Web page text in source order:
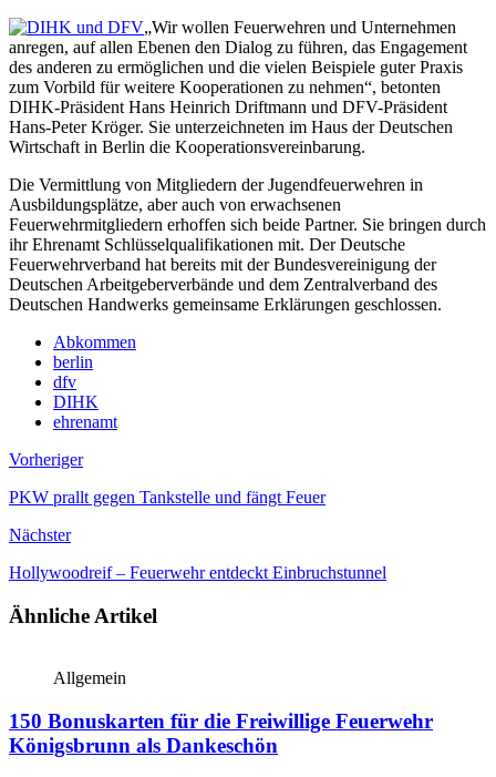
„Wir wollen Feuerwehren und Unternehmen
anregen, auf allen Ebenen den Dialog zu führen, das Engagement
des anderen zu ermöglichen und die vielen Beispiele guter Praxis
zum Vorbild für weitere Kooperationen zu nehmen“, betonten
DIHK-Präsident Hans Heinrich Driftmann und DFV-Präsident
Hans-Peter Kröger. Sie unterzeichneten im Haus der Deutschen
Wirtschaft in Berlin die Kooperationsvereinbarung.
Die Vermittlung von Mitgliedern der Jugendfeuerwehren in
Ausbildungsplätze, aber auch von erwachsenen
Feuerwehrmitgliedern erhoffen sich beide Partner. Sie bringen durch
ihr Ehrenamt Schlüsselqualifikationen mit. Der Deutsche
Feuerwehrverband hat bereits mit der Bundesvereinigung der
Deutschen Arbeitgeberverbände und dem Zentralverband des
Deutschen Handwerks gemeinsame Erklärungen geschlossen.
Abkommen
berlin
dfv
DIHK
ehrenamt
Vorheriger
PKW prallt gegen Tankstelle und fängt Feuer
Nächster
Hollywoodreif – Feuerwehr entdeckt Einbruchstunnel
Ähnliche Artikel
Allgemein
150 Bonuskarten für die Freiwillige Feuerwehr
Königsbrunn als Dankeschön